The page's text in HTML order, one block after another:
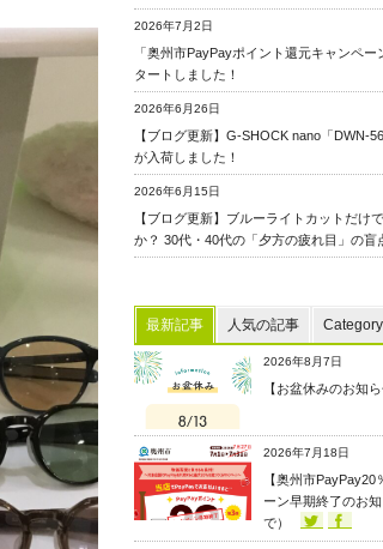
2026年7月2日
「奥州市PayPayポイント還元キャンペー
タートしました！
2026年6月26日
【ブログ更新】G-SHOCK nano「DWN-
が入荷しました！
2026年6月15日
【ブログ更新】ブルーライトカットだけ
か？ 30代・40代の「夕方の疲れ目」の盲
最新記事 人気の記事 Category
2026年8月7日
【お盆休みのお知ら
2026年7月18日
【奥州市
ーン早期終了のお
で）